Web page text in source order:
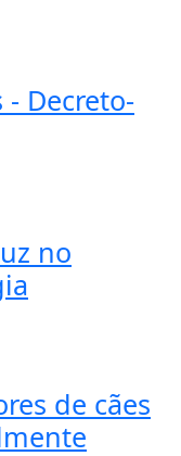
Decreto-
no
de cães